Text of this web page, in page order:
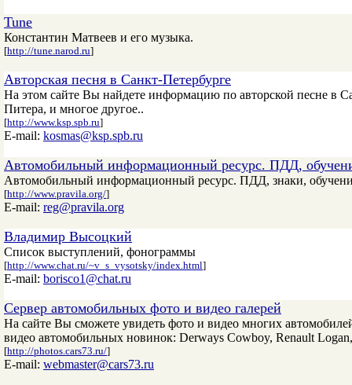
Tune
Константин Матвеев и его музыка.
[http://tune.narod.ru]
Авторская песня в Санкт-Петербурге
На этом сайте Вы найдете информацию по авторской песне в
Питера, и многое другое..
[http://www.ksp.spb.ru]
E-mail: kosmas@ksp.spb.ru
Автомобильный информационный ресурс. ПДД,
Автомобильный информационный ресурс. ПДД, знаки,
[http://www.pravila.org/]
E-mail: reg@pravila.org
Владимир Высоцкий
Список выступлений, фонограммы
[http://www.chat.ru/~v_s_vysotsky/index.html]
E-mail: borisco1@chat.ru
Сервер автомобильных фото и видео галерей
На сайте Вы сможете увидеть фото и видео многих
видео автомобильных новинок: Derways Cowboy, Renault
[http://photos.cars73.ru/]
E-mail: webmaster@cars73.ru